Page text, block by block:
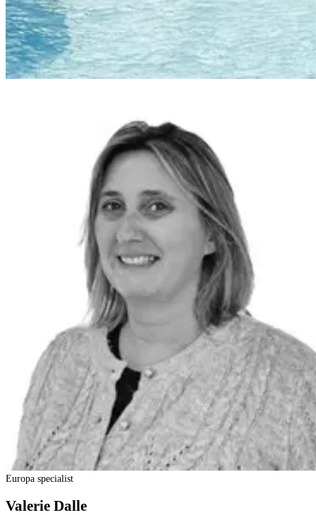
Europa specialist
Valerie Dalle